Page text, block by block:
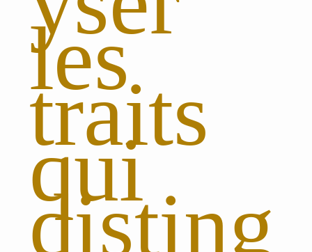
les
traits
qui
disting